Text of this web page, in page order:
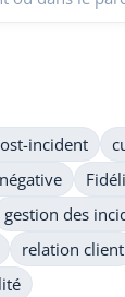
incident
gestion des
relation client